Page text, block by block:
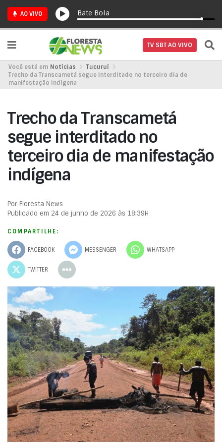
AO VIVO Bate Bola
TV SBT AO VIVO
Você está em Notícias
Tucuruí
Trecho da Transcametá segue interditado no terceiro dia de
manifestação indígena
Trecho da Transcametá
segue interditado no
terceiro dia de manifestação
indígena
Por Floresta News
Publicado em 24 de junho de 2026 às 18:39H
COMPARTILHE:
FACEBOOK MESSENGER WHATSAPP
TWITTER